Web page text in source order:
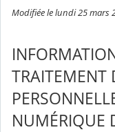
Modifiée le lundi 25 mars
TRAITEMENT
NUMÉRIQUE